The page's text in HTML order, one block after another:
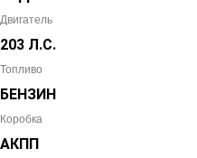
Двигатель
203 Л.С.
Топливо
БЕНЗИН
Коробка
АКПП